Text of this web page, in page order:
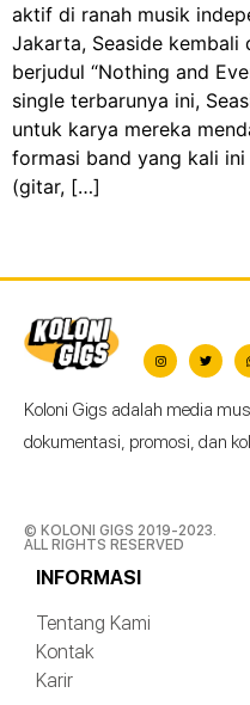
aktif di ranah musik
Jakarta, Seaside kembali
berjudul “Nothing and
single terbarunya ini,
untuk karya mereka
formasi band yang kali
(gitar, […]
Koloni Gigs adalah media
dokumentasi, promosi, dan
© KOLONI GIGS 2019-2023.
ALL RIGHTS RESERVED
INFORMASI
Tentang Kami
Kontak
Karir